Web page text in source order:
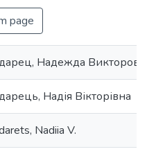
page
Надежда
Надія Вікторівна
Nadiia V.